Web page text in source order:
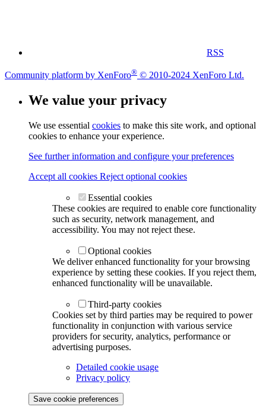
RSS
Community platform by XenForo® © 2010-2024 XenForo Ltd.
We value your privacy
We use essential cookies to make this site work, and optional
cookies to enhance your experience.
See further information and configure your preferences
Accept all cookies Reject optional cookies
Essential cookies
These cookies are required to enable core functionality
such as security, network management, and
accessibility. You may not reject these.
Optional cookies
We deliver enhanced functionality for your browsing
experience by setting these cookies. If you reject them,
enhanced functionality will be unavailable.
Third-party cookies
Cookies set by third parties may be required to power
functionality in conjunction with various service
providers for security, analytics, performance or
advertising purposes.
Detailed cookie usage
Privacy policy
Save cookie preferences